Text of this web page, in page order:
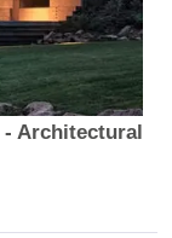
- Architectural